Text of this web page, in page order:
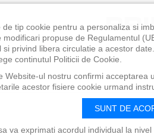
de tip cookie pentru a personaliza si
modificari propuse de Regulamentul
privind libera circulatie a acestor
continutul Politicii de Cookie.
Website-ul nostru confirmi
acestor fisiere cookie urmand
SUNT DE
va exprimati acordul individual la nivel